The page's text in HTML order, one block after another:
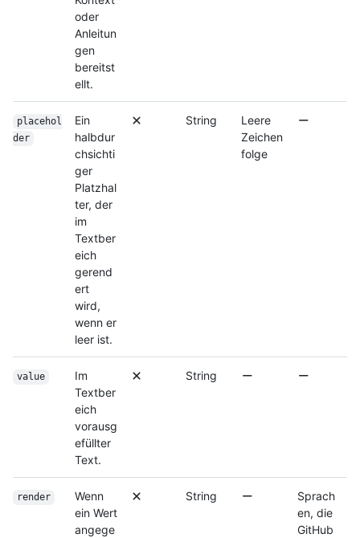
oder
Anleitun
gen
bereitst
ellt.
placehol
der
Ein
halbdur
chsichti
ger
Platzhal
ter, der
im
Textber
eich
gerend
ert
wird,
wenn er
leer ist.
String
Leere
Zeichen
folge
value
Im
Textber
eich
vorausg
efüllter
Text.
String
render
Wenn
ein Wert
angege
String
Sprach
en, die
GitHub